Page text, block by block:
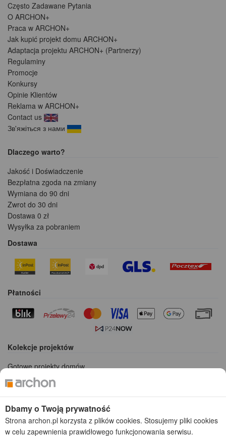
Często Zadawane Pytania
O ARCHON+
Praca w ARCHON+
Jak kupić projekt domu ARCHON+
Adaptacja projektu ARCHON+ (Partnerzy)
Regulaminy
Promocje
Konkursy
Opinie Klientów
Reklama w ARCHON+
Contact us
Зв'яжіться з нами
Dlaczego warto?
Jakość i Doświadczenie
Bezpłatna zgoda na zmiany
Wymiana do 90 dni
Zwrot do 30 dni
Dostawa 0 zł
Wysyłka za pobraniem
Dostawa
Płatności
Kolekcje projektów
Gotowe projekty domów
Projekty domów tanich w budowie
Projekty domów szeregowych
Projekty małych domów (do 150 m2)
Projekty domów wielorodzinnych
Projekty domów bliźniaczych
Projekty domów nowoczesnych
Dbamy o Twoją prywatność
Strona archon.pl korzysta z plików cookies. Stosujemy pliki cookies
w celu zapewnienia prawidłowego funkcjonowania serwisu.